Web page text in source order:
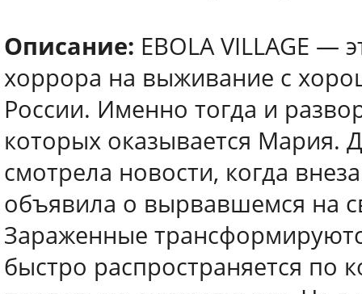
Описание: EBOLA VILLAGE —
хоррора на выживание с
России. Именно тогда и
которых оказывается Мария.
смотрела новости, когда
объявила о вырвавшемся на
Зараженные
быстро распространяется по